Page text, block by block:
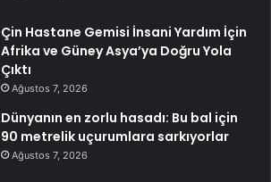
Çin Hastane Gemisi İnsani Yardım İçin
Afrika ve Güney Asya’ya Doğru Yola
Çıktı
Ağustos 7, 2026
Dünyanın en zorlu hasadı: Bu bal için
90 metrelik uçurumlara sarkıyorlar
Ağustos 7, 2026